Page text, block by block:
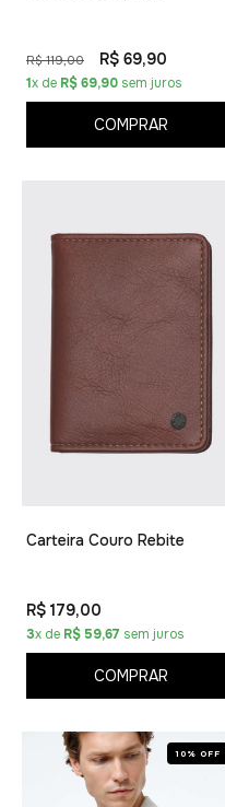
R$ 119,00 R$ 69,90
1x de R$ 69,90 sem juros
COMPRAR
Carteira Couro Rebite
R$ 179,00
3x de R$ 59,67 sem juros
COMPRAR
10% OFF